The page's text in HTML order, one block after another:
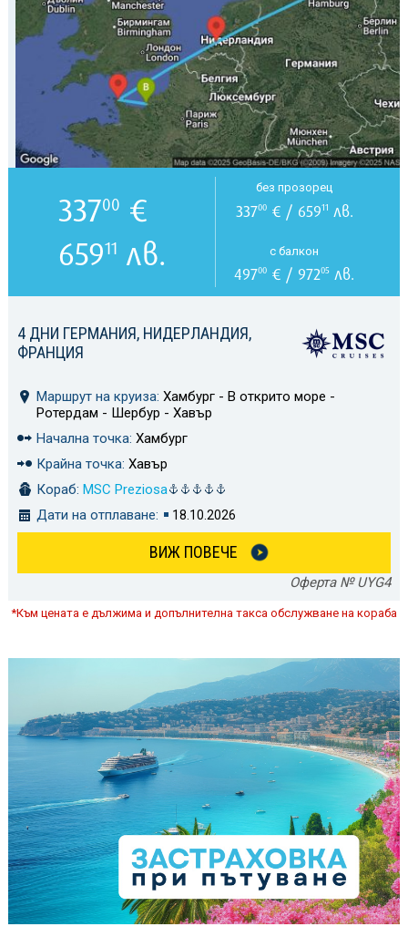
4 ДНИ ГЕРМАНИЯ, НИДЕРЛАНДИЯ,
ФРАНЦИЯ
Маршрут на круиза: Хамбург - В открито море -
Ротердам - Шербур - Хавър
Начална точка: Хамбург
Крайна точка: Хавър
Кораб: MSC Preziosa
Дати на отплаване:
18.10.2026
ВИЖ ПОВЕЧЕ
Оферта № UYG4
33700 €
65911 лв.
без прозорец
33700€ / 65911 лв.
с балкон
49700 € / 97205 лв.
*Към цената е дължима и допълнителна такса обслужване на кораба